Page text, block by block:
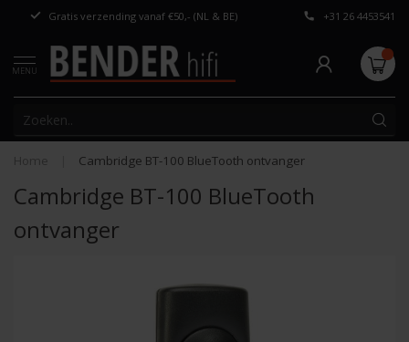
Gratis verzending vanaf €50,- (NL & BE) Persoonlijk
+31 26 4453541
MENU
Home Cambridge BT-100 BlueTooth ontvanger
Cambridge BT-100 BlueTooth
ontvanger